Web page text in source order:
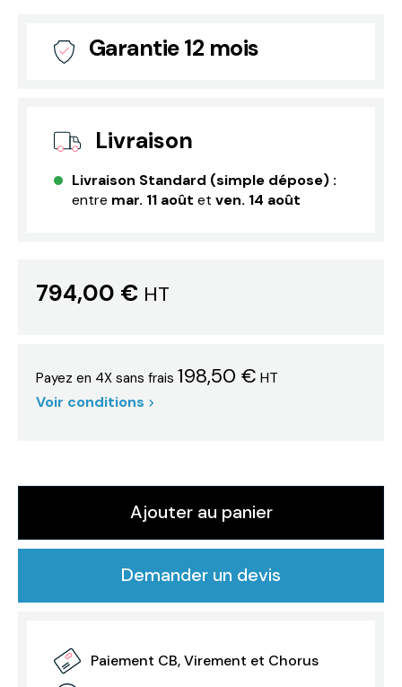
Garantie 12 mois
Livraison
Livraison Standard (simple dépose) :
entre mar. 11 août et ven. 14 août
794,00 €HT
Payez en 4X sans frais 198,50 € HT
Voir conditions
Ajouter au panier
Demander un devis
Paiement CB, Virement et Chorus